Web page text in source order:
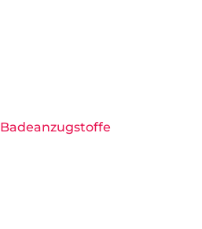
Badeanzugstoffe